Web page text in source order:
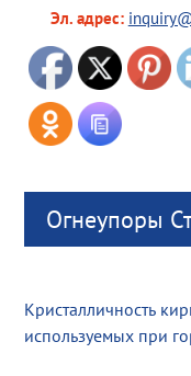
Эл. адрес:
Огнеупоры
Кристалличность
используемых при